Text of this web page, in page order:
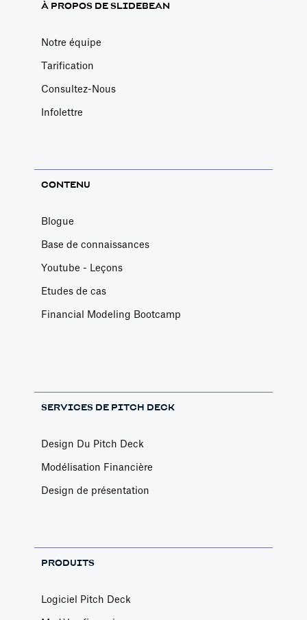
À PROPOS DE SLIDEBEAN
Notre équipe
Tarification
Consultez-Nous
Infolettre
CONTENU
Blogue
Base de connaissances
Youtube - Leçons
Etudes de cas
Financial Modeling Bootcamp
SERVICES DE PITCH DECK
Design Du Pitch Deck
Modélisation Financière
Design de présentation
PRODUITS
Logiciel Pitch Deck